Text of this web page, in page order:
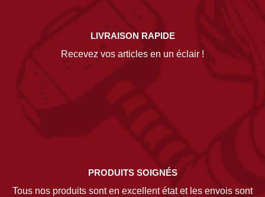
LIVRAISON RAPIDE
Recevez vos articles en un éclair !
PRODUITS SOIGNÉS
Tous nos produits sont en excellent état et les envois sont